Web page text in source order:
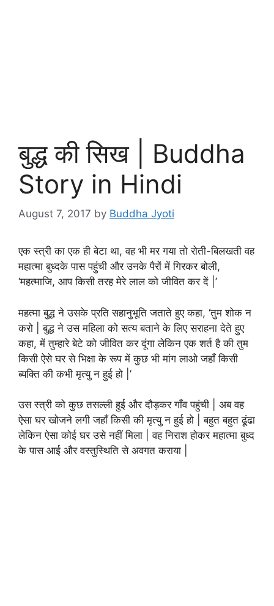
बुद्ध की सिख | Buddha
Story in Hindi
August 7, 2017 by Buddha Jyoti
एक स्त्री का एक ही बेटा था, वह भी मर गया तो रोती-बिलखती वह
महात्मा बुध्दके पास पहुंची और उनके पैरों में गिरकर बोली,
‘महत्माजि, आप किसी तरह मेरे लाल को जीवित कर दें |’
महत्मा बुद्ध ने उसके प्रति सहानुभूति जताते हुए कहा, ‘तुम शोक न
करो | बुद्ध ने उस महिला को सत्य बताने के लिए सराहना देते हुए
कहा, में तुम्हारे बेटे को जीवित कर दूंगा लेकिन एक शर्त है की तुम
किसी ऐसे घर से भिक्षा के रूप में कुछ भी मांग लाओ जहाँ किसी
ब्यक्ति की कभी मृत्यु न हुई हो |’
उस स्त्री को कुछ तसल्ली हुई और दौड़कर गाँव पहुंची | अब वह
ऐसा घर खोजने लगी जहाँ किसी की मृत्यु न हुई हो | बहुत बहुत ढूंढा
लेकिन ऐसा कोई घर उसे नहीं मिला | वह निराश होकर महात्मा बुध्द
के पास आई और वस्तुस्थिति से अवगत कराया |